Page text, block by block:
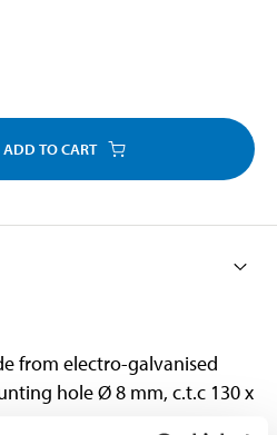
ADD TO CART
from electro-galvanised
hole Ø 8 mm, c.t.c 130 x